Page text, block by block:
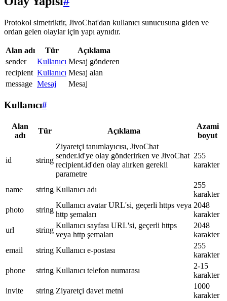
Protokol simetriktir, JivoChat'dan kullanıcı sunucusuna giden ve
ordan gelen olaylar için yapı aynıdır.
Alan adı Tür
Açıklama
sender
Kullanıcı Mesaj gönderen
recipient Kullanıcı Mesaj alan
message Mesaj Mesaj
Kullanıcı#
Alan
adı
Tür Açıklama
Azami
boyut
id string
Ziyaretçi tanımlayıcısı, JivoChat
sender.id'ye olay gönderirken ve JivoChat
recipient.id'den olay alırken gerekli
parametre
255
karakter
name string Kullanıcı adı
255
karakter
photo
string
Kullanıcı avatar URL'si, geçerli https veya
http şemaları
2048
karakter
url
string
Kullanıcı sayfası URL'si, geçerli https
veya http şemaları
2048
karakter
email
string Kullanıcı e-postası
255
karakter
phone
string Kullanıcı telefon numarası
2-15
karakter
invite
string Ziyaretçi davet metni
1000
karakter